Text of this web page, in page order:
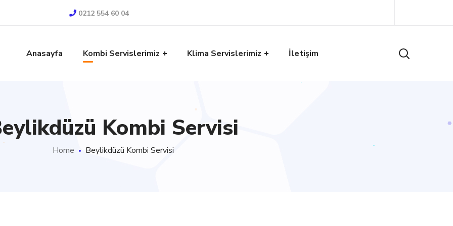
0212 554 60 04
Anasayfa Kombi Servislerimiz Klima Servislerimiz İletişim
Kombi Servisi
Home Beylikdüzü Kombi Servisi